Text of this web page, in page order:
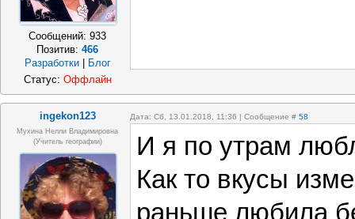
Сообщений:933
Позитив:466
Разработки
Блог
Статус: Оффлайн
ingekon123 Дата: Сб, 13.01.2018, 11:36 | Сообщение # 58
Мухина Нелли Владимировна
(Учитель географии)
И я по утрам
Как то вкусы
раньше любила